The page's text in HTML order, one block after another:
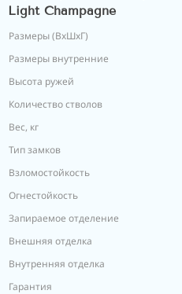
Light Champagne
Размеры (ВxШxГ)
Размеры внутренние
Высота ружей
Количество стволов
Вес, кг
Тип замков
Взломостойкость
Огнестойкость
Запираемое отделение
Внешняя отделка
Внутренняя отделка
Гарантия